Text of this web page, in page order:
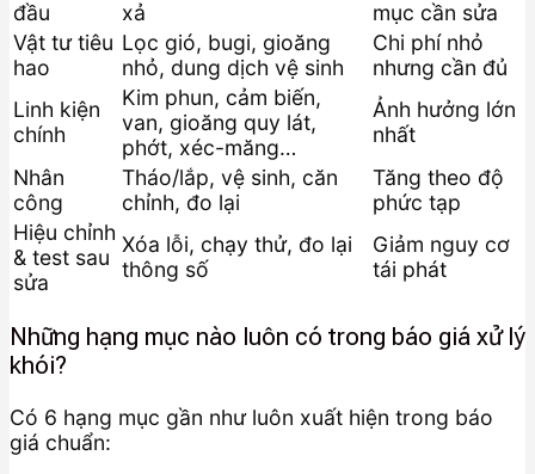
đầu
xả
mục cần sửa
Vật tư tiêu
hao
Lọc gió, bugi, gioăng
nhỏ, dung dịch vệ sinh
Chi phí nhỏ
nhưng cần đủ
Linh kiện
chính
Kim phun, cảm biến,
van, gioăng quy lát,
phớt, xéc-măng…
Ảnh hưởng lớn
nhất
Nhân
công
Tháo/lắp, vệ sinh, căn
chỉnh, đo lại
Tăng theo độ
phức tạp
Hiệu chỉnh
& test sau
sửa
Xóa lỗi, chạy thử, đo lại
thông số
Giảm nguy cơ
tái phát
Những hạng mục nào luôn có trong báo giá xử lý
khói?
Có 6 hạng mục gần như luôn xuất hiện trong báo
giá chuẩn: